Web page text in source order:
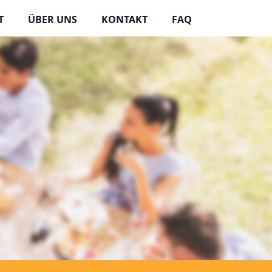
ÜBER UNS KONTAKT FAQ